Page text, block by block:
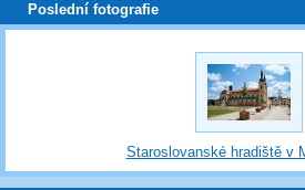
Poslední fotografie
Staroslovanské hradiště v